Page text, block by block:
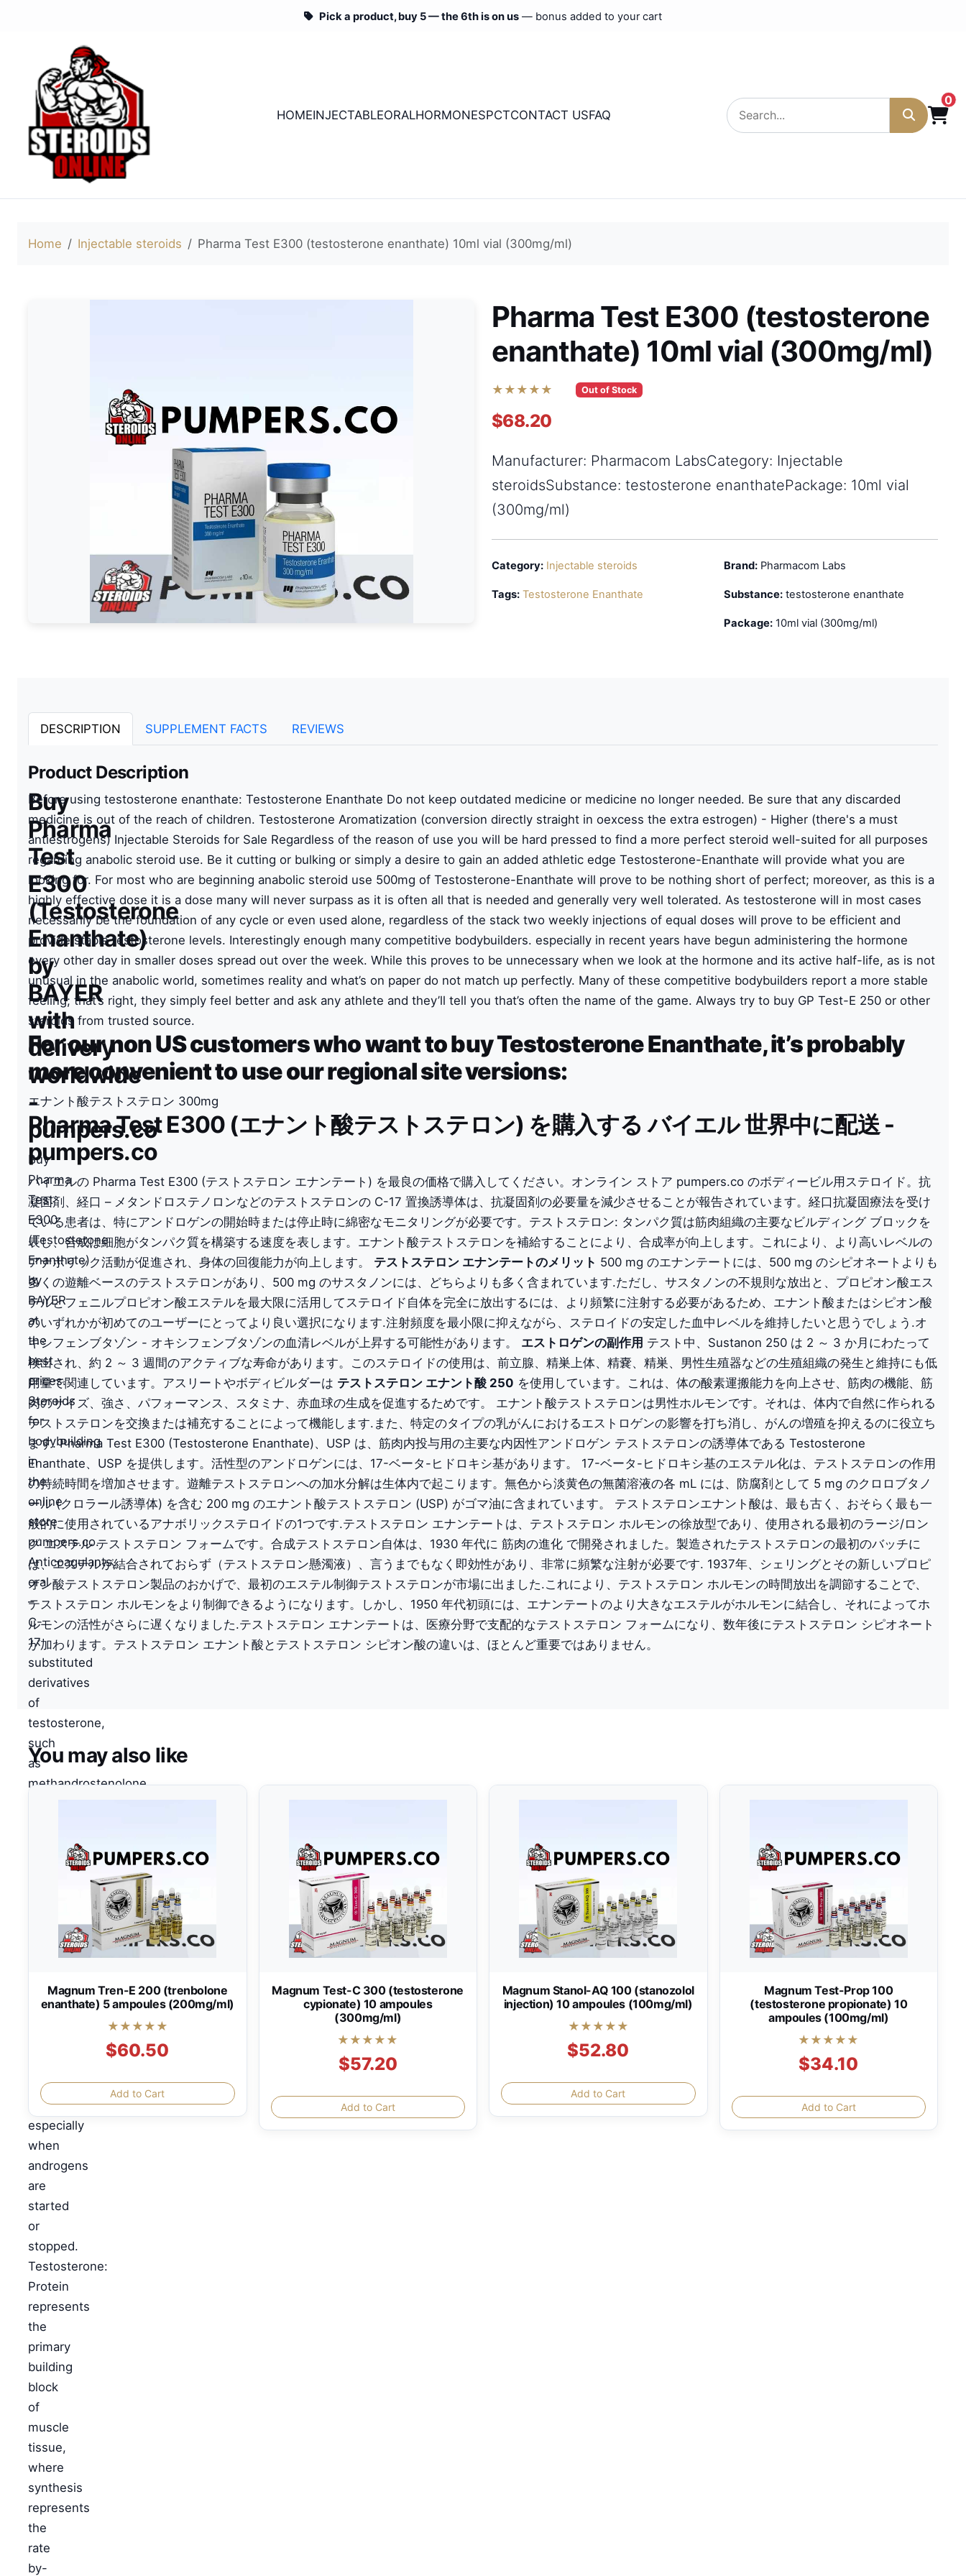
Pick a product, buy 5 — the 6th is on us — bonus added to your cart
HOMEINJECTABLEORALHORMONESPCTCONTACT USFAQ
0
Home Injectable steroids Pharma Test E300 (testosterone enanthate) 10ml vial (300mg/ml)
Pharma Test E300 (testosterone
enanthate) 10ml vial (300mg/ml)
★★★★★ Out of Stock
$68.20
Manufacturer: Pharmacom LabsCategory: Injectable
steroidsSubstance: testosterone enanthatePackage: 10ml vial
(300mg/ml)
Category: Injectable steroids
Tags: Testosterone Enanthate
Brand:Pharmacom Labs
Substance:testosterone enanthate
Package:10ml vial (300mg/ml)
DESCRIPTION SUPPLEMENT FACTS REVIEWS
Product Description
Buy
Pharma
Test
E300
(Testosterone
Enanthate)
by
BAYER
with
delivery
worldwide
-
pumpers.co
Buy
Pharma
Test
E300
(Testosterone
Enanthate)
by
BAYER
at
the
best
prices.
Steroids
for
bodybuilding
in
the
online
store
pumpers.co.
Anticoagulants,
oral
–
C-
17
substituted
derivatives
of
testosterone,
such
as
methandrostenolone,
reported
anticoagulant
requirement.
receiving
oral
close
monitoring
especially
when
androgens
are
started
or
stopped.
Testosterone:
Protein
represents
the
primary
building
block
of
muscle
tissue,
where
synthesis
represents
the
rate
by-
Before using testosterone enanthate: Testosterone Enanthate Do not keep outdated medicine or medicine no longer needed. Be sure that any discarded
medicine is out of the reach of children. Testosterone Aromatization (conversion directly straight in oexcess the extra estrogen) - Higher (there's a must
antiestrogens) Injectable Steroids for Sale Regardless of the reason of use you will be hard pressed to find a more perfect steroid well-suited for all purposes
regarding anabolic steroid use. Be it cutting or bulking or simply a desire to gain an added athletic edge Testosterone-Enanthate will provide what you are
looking for. For most who are beginning anabolic steroid use 500mg of Testosterone-Enanthate will prove to be nothing short of perfect; moreover, as this is a
highly effective dose it is a dose many will never surpass as it is often all that is needed and generally very well tolerated. As testosterone will in most cases
necessarily be the foundation of any cycle or even used alone, regardless of the stack two weekly injections of equal doses will prove to be efficient and
provide stable testosterone levels. Interestingly enough many competitive bodybuilders. especially in recent years have begun administering the hormone
every other day in smaller doses spread out over the week. While this proves to be unnecessary when we look at the hormone and its active half-life, as is not
unusual in the anabolic world, sometimes reality and what’s on paper do not match up perfectly. Many of these competitive bodybuilders report a more stable
feeling; that’s right, they simply feel better and ask any athlete and they’ll tell you that’s often the name of the game. Always try to buy GP Test-E 250 or other
steroids from trusted source.
For our non US customers who want to buy Testosterone Enanthate, it’s probably
more convenient to use our regional site versions:
エナント酸テストステロン 300mg
Pharma Test E300 (エナント酸テストステロン) を購入する バイエル 世界中に配送 -
pumpers.co
バイエルの Pharma Test E300 (テストステロン エナンテート) を最良の価格で購入してください。オンライン ストア pumpers.co のボディービル用ステロイド。抗
凝固剤、経口 – メタンドロステノロンなどのテストステロンの C-17 置換誘導体は、抗凝固剤の必要量を減少させることが報告されています。経口抗凝固療法を受け
ている患者は、特にアンドロゲンの開始時または停止時に綿密なモニタリングが必要です。テストステロン: タンパク質は筋肉組織の主要なビルディング ブロックを
表し、合成は細胞がタンパク質を構築する速度を表します。エナント酸テストステロンを補給することにより、合成率が向上します。これにより、より高いレベルの
アナボリック活動が促進され、身体の回復能力が向上します。
テストステロン エナンテートのメリット 500 mg のエナンテートには、500 mg のシピオネートよりも
多くの遊離ベースのテストステロンがあり、500 mg のサスタノンには、どちらよりも多く含まれています.ただし、サスタノンの不規則な放出と、プロピオン酸エス
テルとフェニルプロピオン酸エステルを最大限に活用してステロイド自体を完全に放出するには、より頻繁に注射する必要があるため、エナント酸またはシピオン酸
のいずれかが初めてのユーザーにとってより良い選択になります.注射頻度を最小限に抑えながら、ステロイドの安定した血中レベルを維持したいと思うでしょう.オ
キシフェンブタゾン - オキシフェンブタゾンの血清レベルが上昇する可能性があります。
エストロゲンの副作用 テスト中、Sustanon 250 は 2 ～ 3 か月にわたって
検出され、約 2 ～ 3 週間のアクティブな寿命があります。このステロイドの使用は、前立腺、精巣上体、精嚢、精巣、男性生殖器などの生殖組織の発生と維持にも低
用量で関連しています。アスリートやボディビルダーは テストステロン エナント酸 250 を使用しています。これは、体の酸素運搬能力を向上させ、筋肉の機能、筋
肉のサイズ、強さ、パフォーマンス、スタミナ、赤血球の生成を促進するためです。
エナント酸テストステロンは男性ホルモンです。それは、体内で自然に作られる
テストステロンを交換または補充することによって機能します.また、特定のタイプの乳がんにおけるエストロゲンの影響を打ち消し、がんの増殖を抑えるのに役立ち
ます. Pharma Test E300 (Testosterone Enanthate)、USP は、筋肉内投与用の主要な内因性アンドロゲン テストステロンの誘導体である Testosterone
Enanthate、USP を提供します。活性型のアンドロゲンには、17-ベータ-ヒドロキシ基があります。 17-ベータ-ヒドロキシ基のエステル化は、テストステロンの作用
の持続時間を増加させます。遊離テストステロンへの加水分解は生体内で起こります。無色から淡黄色の無菌溶液の各 mL には、防腐剤として 5 mg のクロロブタノ
ール (クロラール誘導体) を含む 200 mg のエナント酸テストステロン (USP) がゴマ油に含まれています。
テストステロンエナント酸は、最も古く、おそらく最も一
般的に使用されているアナボリックステロイドの1つです.テストステロン エナンテートは、テストステロン ホルモンの徐放型であり、使用される最初のラージ/ロン
グ エステル テストステロン フォームです。合成テストステロン自体は、1930 年代に 筋肉の進化 で開発されました。製造されたテストステロンの最初のバッチに
は、エステルが結合されておらず（テストステロン懸濁液）、言うまでもなく即効性があり、非常に頻繁な注射が必要です. 1937年、シェリングとその新しいプロピ
オン酸テストステロン製品のおかげで、最初のエステル制御テストステロンが市場に出ました.これにより、テストステロン ホルモンの時間放出を調節することで、
テストステロン ホルモンをより制御できるようになります。しかし、1950 年代初頭には、エナンテートのより大きなエステルがホルモンに結合し、それによってホ
ルモンの活性がさらに遅くなりました.テストステロン エナンテートは、医療分野で支配的なテストステロン フォームになり、数年後にテストステロン シピオネート
が加わります。テストステロン エナント酸とテストステロン シピオン酸の違いは、ほとんど重要ではありません。
You may also like
Magnum Tren-E 200 (trenbolone
enanthate) 5 ampoules (200mg/ml)
★★★★★
$60.50
Add to Cart
Magnum Test-C 300 (testosterone
cypionate) 10 ampoules
(300mg/ml)
★★★★★
$57.20
Add to Cart
Magnum Stanol-AQ 100 (stanozolol
injection) 10 ampoules (100mg/ml)
★★★★★
$52.80
Add to Cart
Magnum Test-Prop 100
(testosterone propionate) 10
ampoules (100mg/ml)
★★★★★
$34.10
Add to Cart